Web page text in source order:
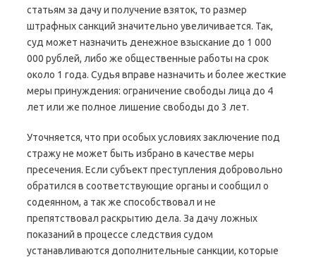
статьям за дачу и получение взяток, то размер
штрафных санкций значительно увеличивается. Так,
суд может назначить денежное взыскание до 1 000
000 рублей, либо же общественные работы на срок
около 1 года. Судья вправе назначить и более жесткие
меры принуждения: ограничение свободы лица до 4
лет или же полное лишение свободы до 3 лет.
Уточняется, что при особых условиях заключение под
стражу не может быть избрано в качестве меры
пресечения. Если субъект преступления добровольно
обратился в соответствующие органы и сообщил о
содеянном, а так же способствовал и не
препятствовал раскрытию дела. За дачу ложных
показаний в процессе следствия судом
устанавливаются дополнительные санкции, которые